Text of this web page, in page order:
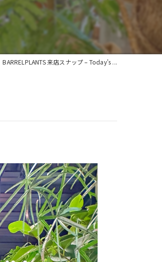
BARRELPLANTS 来店スナップ – Today’s ...